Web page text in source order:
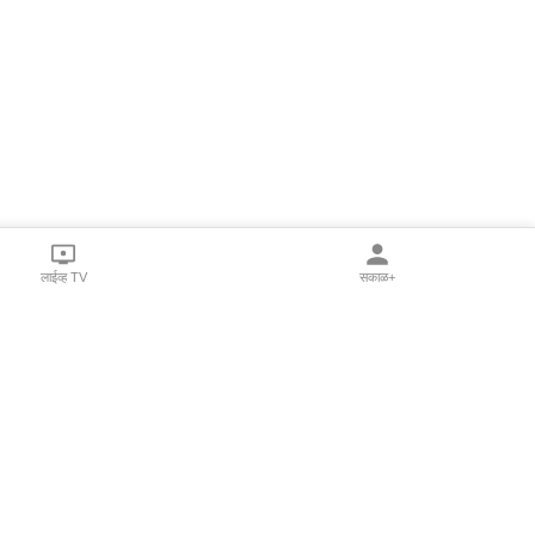
लाईव्ह TV सकाळ+